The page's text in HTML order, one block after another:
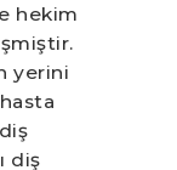
hekim
yerini
diş